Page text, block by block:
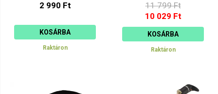
2 990 Ft
KOSÁRBA
Raktáron
11 799 Ft
10 029 Ft
KOSÁRBA
Raktáron